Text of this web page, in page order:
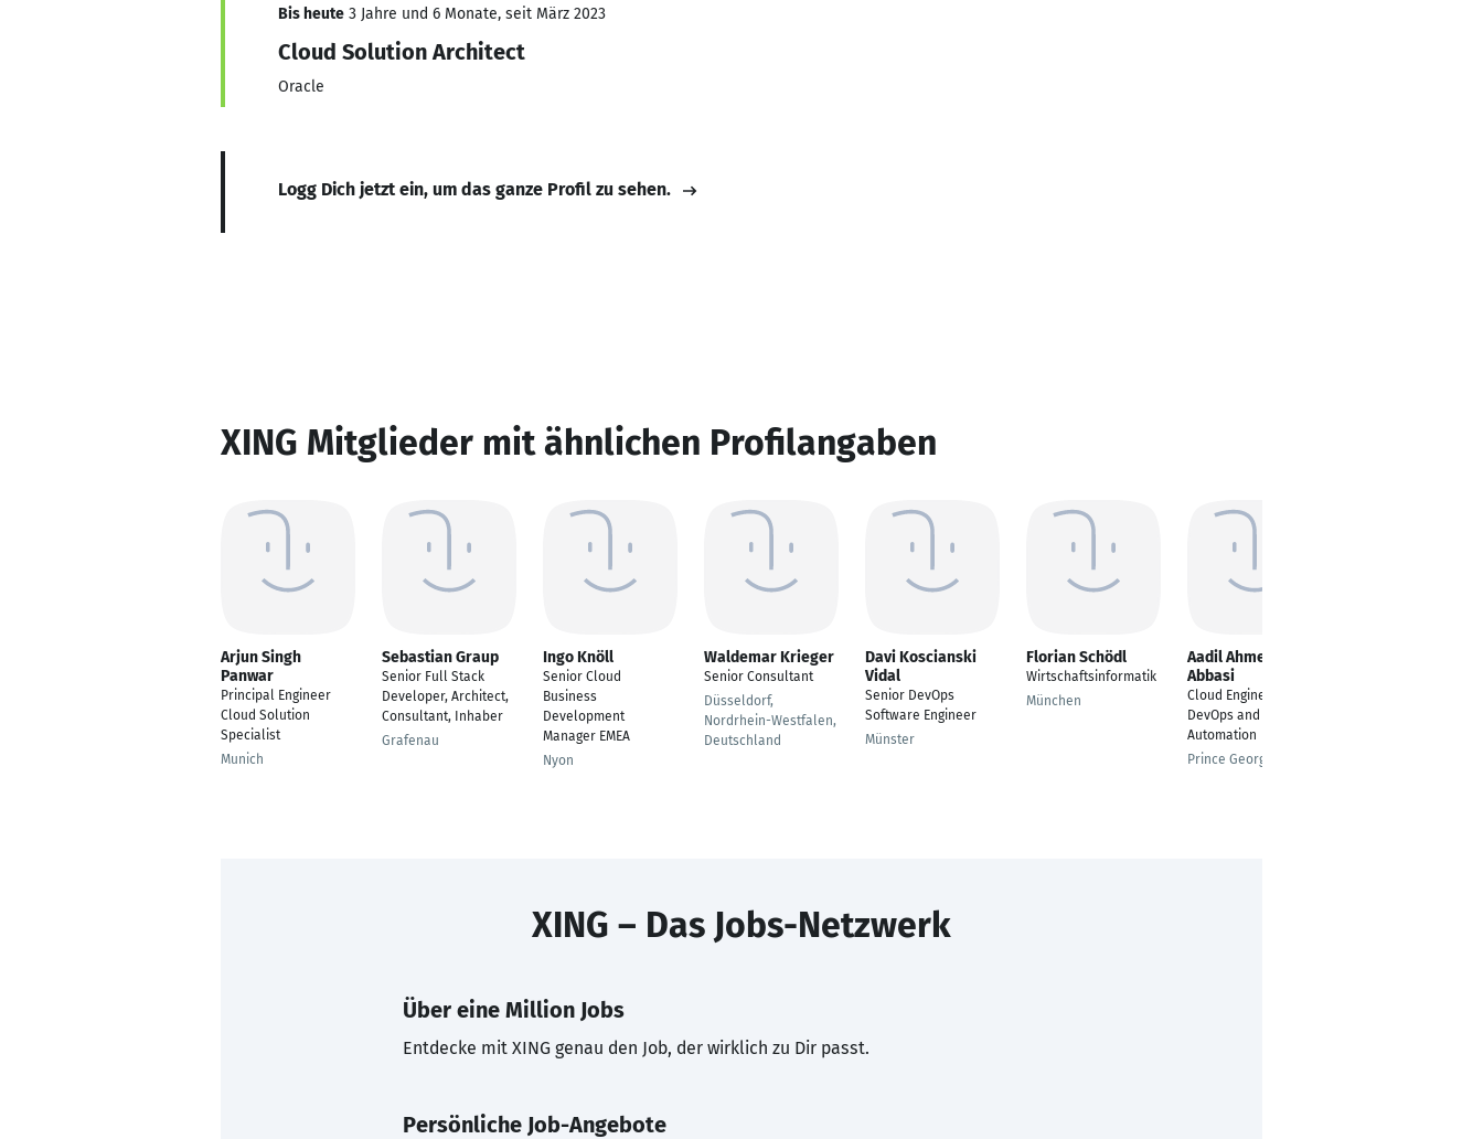
Bis heute 3 Jahre und 6 Monate, seit März 2023
Cloud Solution Architect
Oracle
Logg Dich jetzt ein, um das ganze Profil zu sehen.
XING Mitglieder mit ähnlichen Profilangaben
Arjun Singh
Panwar
Principal Engineer
Cloud Solution
Specialist
Munich
Sebastian Graup
Senior Full Stack
Developer, Architect,
Consultant, Inhaber
Grafenau
Ingo Knöll
Senior Cloud
Business
Development
Manager EMEA
Nyon
Waldemar Krieger
Senior Consultant
Düsseldorf,
Nordrhein-Westfalen,
Deutschland
Davi Koscianski
Vidal
Senior DevOps
Software Engineer
Münster
Florian Schödl
Wirtschaftsinformatik
München
Aadil Ahmed
Abbasi
Cloud Engineer -
DevOps and
Automation
Prince George
XING – Das Jobs-Netzwerk
Über eine Million Jobs
Entdecke mit XING genau den Job, der wirklich zu Dir passt.
Persönliche Job-Angebote